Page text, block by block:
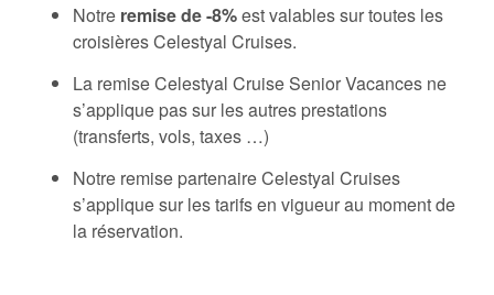
Notre remise de -8%est valables sur toutes les
croisières Celestyal Cruises.
La remise Celestyal Cruise Senior Vacances ne
s’applique pas sur les autres prestations
(transferts, vols, taxes …)
Notre remise partenaire Celestyal Cruises
s’applique sur les tarifs en vigueur au moment de
la réservation.